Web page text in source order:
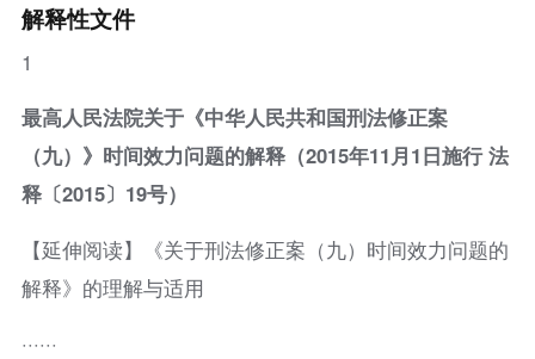
解释性文件
1
最高人民法院关于《中华人民共和国刑法修正案
（九）》时间效力问题的解释（2015年11月1日施行 法
释〔2015〕19号）
【延伸阅读】《关于刑法修正案（九）时间效力问题的
解释》的理解与适用
······